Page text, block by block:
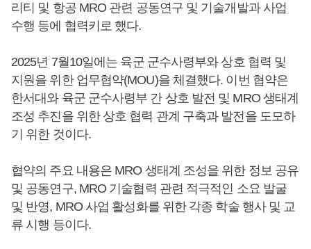
리티 및 항공 MRO 관련 공동연구 및 기술개발과 사업
수행 등에 협력키로 했다.
2025년 7월10일에는 육군 군수사령부와 상호 협력 및
지원을 위한 업무협약(MOU)을 체결했다. 이번 협약은
한서대와 육군 군수사령부 간 상호 발전 및 MRO 생태계
조성 추진을 위한 상호 협력 관계 구축과 발전을 도모하
기 위한 것이다.
협약의 주요 내용은 MRO 생태계 조성을 위한 정보 공유
및 공동연구, MRO 기술협력 관련 적극적인 소요 발굴
및 반영, MRO 사업 활성화를 위한 각종 학술 행사 및 교
류 시행 등이다.